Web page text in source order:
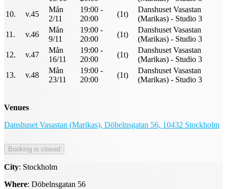
10.
v.45
Mån
2/11
19:00 -
20:00
(1t)
Danshuset Vasastan
(Marikas) - Studio 3
11.
v.46
Mån
9/11
19:00 -
20:00
(1t)
Danshuset Vasastan
(Marikas) - Studio 3
12.
v.47
Mån
16/11
19:00 -
20:00
(1t)
Danshuset Vasastan
(Marikas) - Studio 3
13.
v.48
Mån
23/11
19:00 -
20:00
(1t)
Danshuset Vasastan
(Marikas) - Studio 3
Venues
Danshuset Vasastan (Marikas), Döbelnsgatan 56, 10432 Stockholm
City: Stockholm
Where: Döbelnsgatan 56